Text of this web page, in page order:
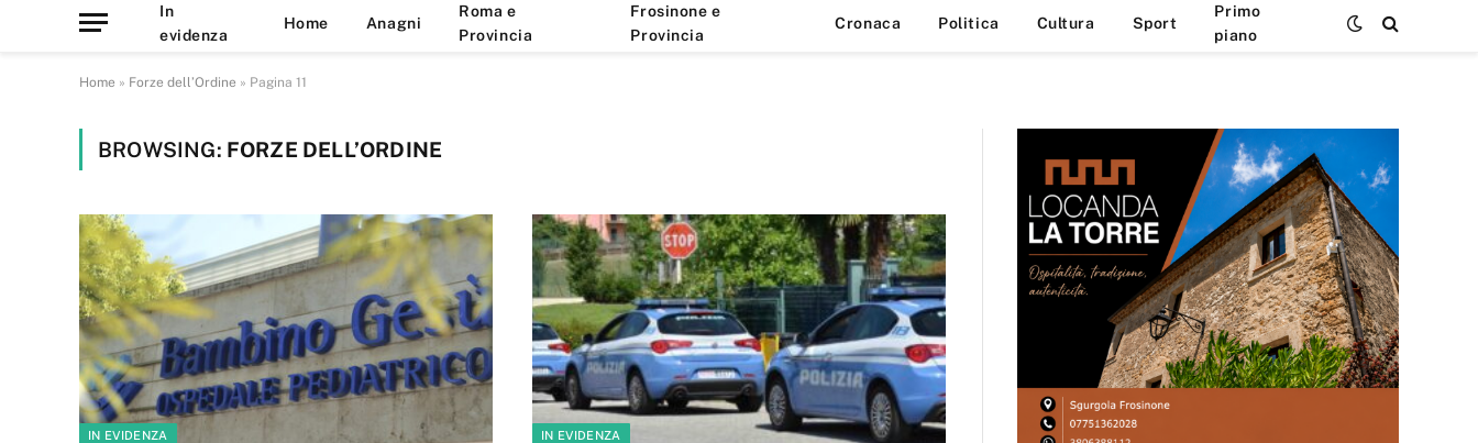
In
evidenza
Home Anagni
Roma e
Provincia
Frosinone e
Provincia
Cronaca Politica Cultura Sport
Primo
piano
Home » Forze dell’Ordine » Pagina 11
BROWSING: FORZE DELL’ORDINE
IN EVIDENZA IN EVIDENZA